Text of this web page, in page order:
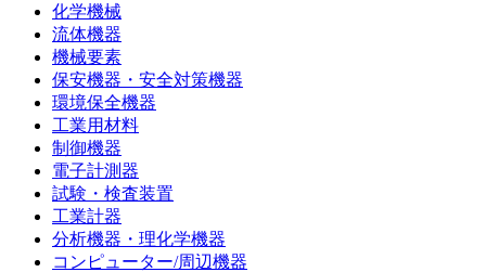
化学機械
流体機器
機械要素
保安機器・安全対策機器
環境保全機器
工業用材料
制御機器
電子計測器
試験・検査装置
工業計器
分析機器・理化学機器
コンピューター/周辺機器